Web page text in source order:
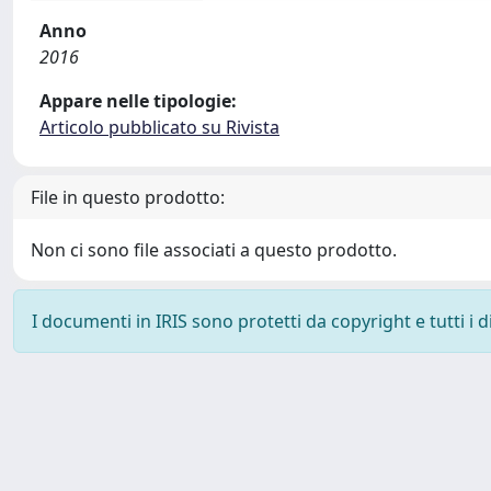
Anno
2016
Appare nelle tipologie:
Articolo pubblicato su Rivista
File in questo prodotto:
Non ci sono file associati a questo prodotto.
I documenti in IRIS sono protetti da copyright e tutti i